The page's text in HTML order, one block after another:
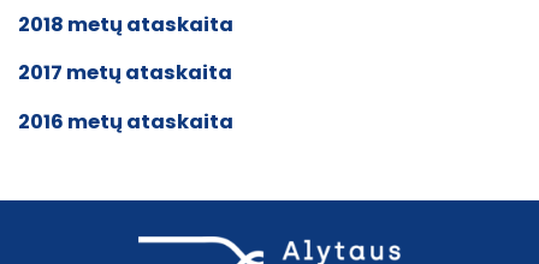
Cirko studija „Dzūkija“
Dainavimo studija
Erdvės
Kultūriukas
Edukacijos
Struktūra ir pareigybių sąrašas
Atviri duomenys
2018 metų ataskaita
2017 metų ataskaita
2016 metų ataskaita